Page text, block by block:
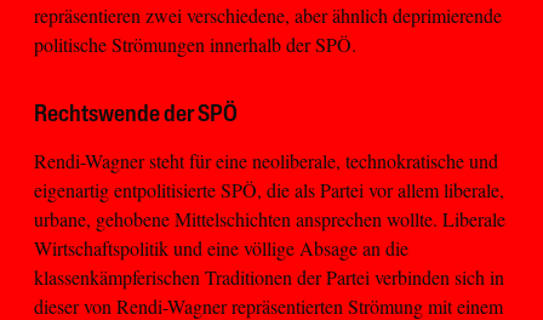
repräsentieren zwei verschiedene, aber ähnlich deprimierende
politische Strömungen innerhalb der SPÖ.
Rechtswende der SPÖ
Rendi-Wagner steht für eine neoliberale, technokratische und
eigenartig entpolitisierte SPÖ, die als Partei vor allem liberale,
urbane, gehobene Mittelschichten ansprechen wollte. Liberale
Wirtschaftspolitik und eine völlige Absage an die
klassenkämpferischen Traditionen der Partei verbinden sich in
dieser von Rendi-Wagner repräsentierten Strömung mit einem